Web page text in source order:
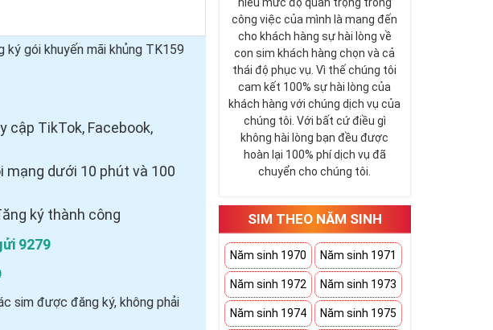
gói khuyến mãi khủng TK159
cập TikTok, Facebook,
mạng dưới 10 phút và 100
ký thành công
9279
sim được đăng ký, không phải
công việc của mình là mang đến
cho khách hàng sự hài lòng về
con sim khách hàng chọn và cả
thái độ phục vụ. Vì thế chúng tôi
cam kết 100% sự hài lòng của
khách hàng với chúng dịch vụ của
chúng tôi. Với bất cứ điều gì
không hài lòng bạn đều được
hoàn lại 100% phí dịch vụ đã
chuyển cho chúng tôi.
SIM THEO NĂM SINH
Năm sinh 1970 Năm sinh 1971
Năm sinh 1972 Năm sinh 1973
Năm sinh 1974 Năm sinh 1975